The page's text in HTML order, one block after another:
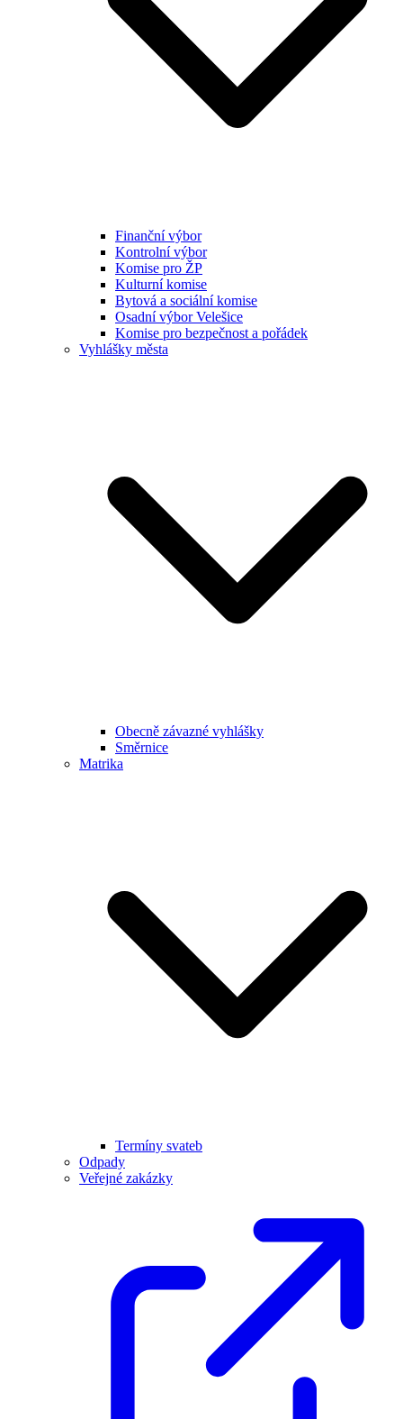
Finanční výbor
Kontrolní výbor
Komise pro ŽP
Kulturní komise
Bytová a sociální komise
Osadní výbor Velešice
Komise pro bezpečnost a pořádek
Vyhlášky města
Obecně závazné vyhlášky
Směrnice
Matrika
Termíny svateb
Odpady
Veřejné zakázky